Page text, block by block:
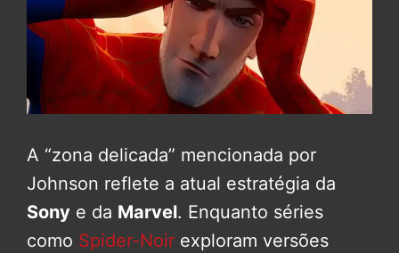
A “zona delicada” mencionada por
Johnson reflete a atual estratégia da
Sony e da Marvel. Enquanto séries
como Spider-Noir exploram versões